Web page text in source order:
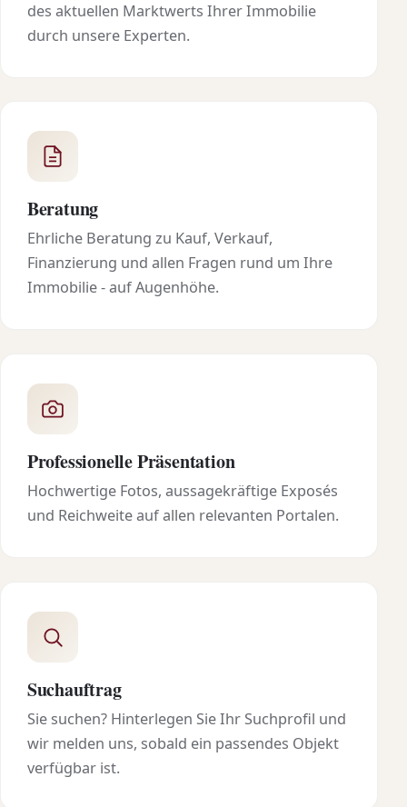
des aktuellen Marktwerts Ihrer Immobilie
durch unsere Experten.
Beratung
Ehrliche Beratung zu Kauf, Verkauf,
Finanzierung und allen Fragen rund um Ihre
Immobilie - auf Augenhöhe.
Professionelle Präsentation
Hochwertige Fotos, aussagekräftige Exposés
und Reichweite auf allen relevanten Portalen.
Suchauftrag
Sie suchen? Hinterlegen Sie Ihr Suchprofil und
wir melden uns, sobald ein passendes Objekt
verfügbar ist.